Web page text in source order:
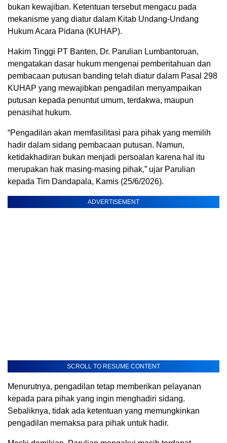
bukan kewajiban. Ketentuan tersebut mengacu pada
mekanisme yang diatur dalam Kitab Undang-Undang
Hukum Acara Pidana (KUHAP).
Hakim Tinggi PT Banten, Dr. Parulian Lumbantoruan,
mengatakan dasar hukum mengenai pemberitahuan dan
pembacaan putusan banding telah diatur dalam Pasal 298
KUHAP yang mewajibkan pengadilan menyampaikan
putusan kepada penuntut umum, terdakwa, maupun
penasihat hukum.
“Pengadilan akan memfasilitasi para pihak yang memilih
hadir dalam sidang pembacaan putusan. Namun,
ketidakhadiran bukan menjadi persoalan karena hal itu
merupakan hak masing-masing pihak,” ujar Parulian
kepada Tim Dandapala, Kamis (25/6/2026).
ADVERTISEMENT
SCROLL TO RESUME CONTENT
Menurutnya, pengadilan tetap memberikan pelayanan
kepada para pihak yang ingin menghadiri sidang.
Sebaliknya, tidak ada ketentuan yang memungkinkan
pengadilan memaksa para pihak untuk hadir.